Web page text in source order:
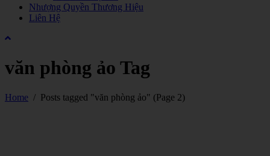
Nhượng Quyền Thương Hiệu
Liên Hệ
văn phòng ảo Tag
Home / Posts tagged "văn phòng ảo" (Page 2)